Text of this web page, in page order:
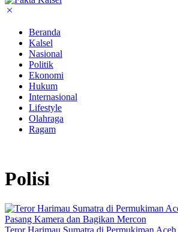
Beranda
Kalsel
Nasional
Politik
Ekonomi
Hukum
Internasional
Lifestyle
Olahraga
Ragam
Polisi
Teror Harimau Sumatra di Permukiman